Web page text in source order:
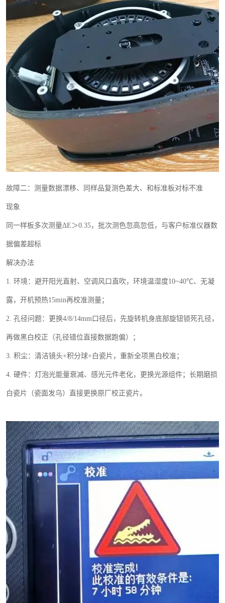
故障二：测量数据漂移、同样品复测色差大、和标准板对标不准
现象
同一样板多次测量ΔE＞0.35，批次测色忽高忽低，与客户标准仪器数
据偏差超标
解决办法
1. 环境：避开阳光直射、空调风口直吹，环境温湿度10~40℃、无凝
露，开机预热15min再校准测量；
2. 孔径问题：更换4/8/14mm 口径后，先旋转机身底部旋钮锁死孔径，
再做黑白校正（孔径错位直接数据跑偏）；
3. 积尘：清洁镜头+积分球+白瓷片，重新全项黑白校准；
4. 硬件：灯泡光能量衰减、感光元件老化，更换光源组件；长期磨损
白瓷片（瓷面发乌）直接更换原厂校正瓷片。